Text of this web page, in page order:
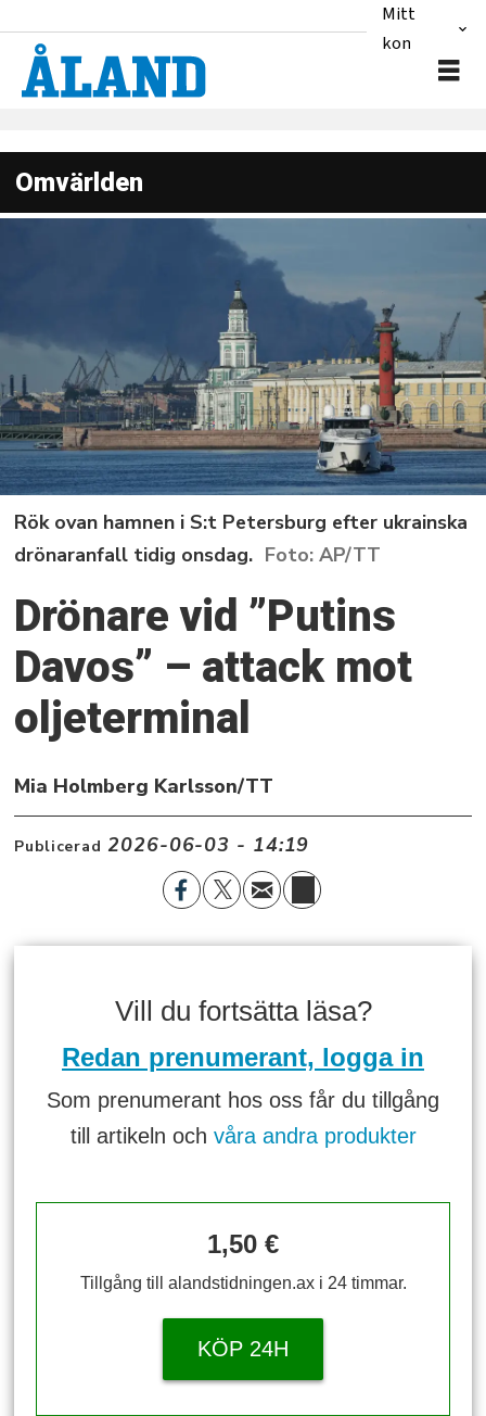
Mitt
konto
Omvärlden
Rök ovan hamnen i S:t Petersburg efter ukrainska
drönaranfall tidig onsdag.
AP/TT
Drönare vid ”Putins
Davos” – attack mot
oljeterminal
Mia Holmberg Karlsson/TT
Publicerad 2026-06-03 - 14:19
Vill du fortsätta läsa?
Redan prenumerant, logga in
Som prenumerant hos oss får du tillgång
till artikeln och våra andra produkter
1,50 €
Tillgång till alandstidningen.ax i 24 timmar.
KÖP 24H